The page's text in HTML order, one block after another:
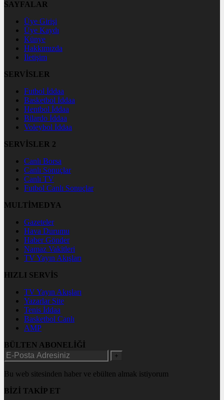
SAYFALAR
Üye Girişi
Üye Kaydı
Künye
Hakkımızda
İletişim
SERVİSLER
Futbol İddaa
Basketbol İddaa
Hentbol İddaa
Bilardo İddaa
Voleybol İddaa
SERVİSLER 2
Canlı Borsa
Canlı Sonuçlar
Canlı TV
Futbol Canlı Sonuçlar
MULTİMEDYA
Gazeteler
Hava Durumu
Haber Gönder
Namaz Vakitleri
TV Yayın Akışları
HIZLI SERVİS
TV Yayın Akışları
Yazarlar Site
Tenis İddaa
Basketbol Canlı
AMP
BÜLTEN ABONELİĞİ
+
Bu web sitesinden haber ve ebülten almak istiyorum
BİZİ TAKİP ET